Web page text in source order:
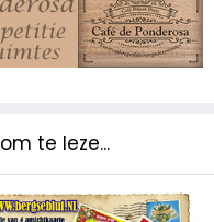
om te leze...